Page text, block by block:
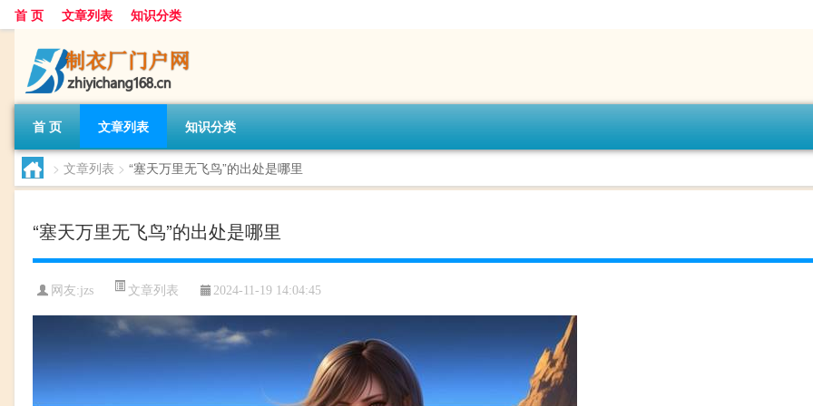
首 页 文章列表 知识分类
首 页 文章列表 知识分类
> 文章列表 > “塞天万里无飞鸟”的出处是哪里
“塞天万里无飞鸟”的出处是哪里
网友:jzs 文章列表 2024-11-19 14:04:45